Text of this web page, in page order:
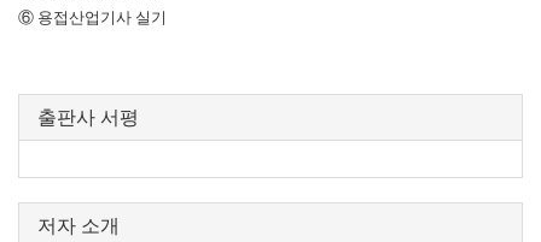
⑥ 용접산업기사 실기
출판사 서평
저자 소개